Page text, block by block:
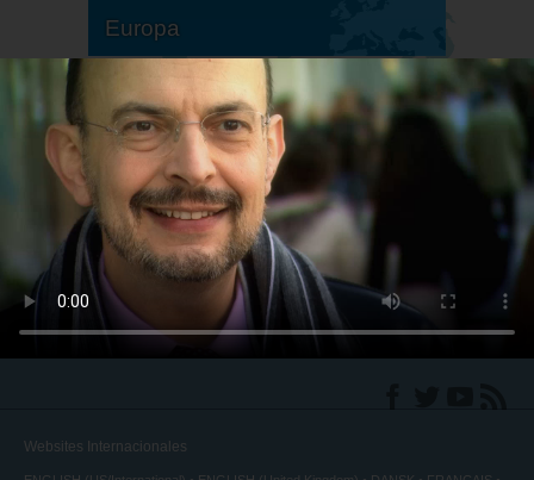
Europa
Sudamérica
Norteamérica
Websites Internacionales